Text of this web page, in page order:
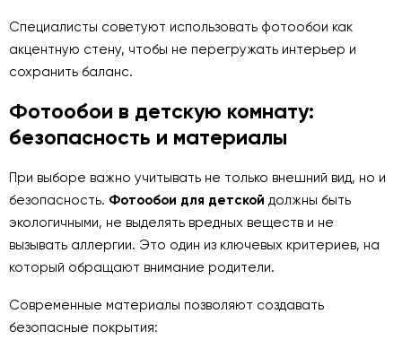
Специалисты советуют использовать фотообои как
акцентную стену, чтобы не перегружать интерьер и
сохранить баланс.
Фотообои в детскую комнату:
безопасность и материалы
При выборе важно учитывать не только внешний вид, но и
безопасность. Фотообои для детской должны быть
экологичными, не выделять вредных веществ и не
вызывать аллергии. Это один из ключевых критериев, на
который обращают внимание родители.
Современные материалы позволяют создавать
безопасные покрытия: